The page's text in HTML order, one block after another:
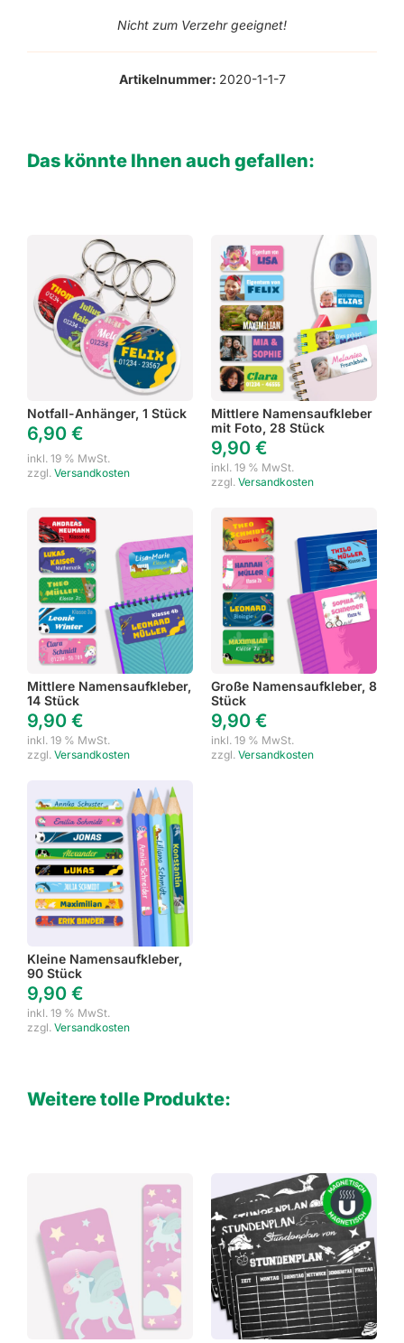
Nicht zum Verzehr geeignet!
Artikelnummer: 2020-1-1-7
Das könnte Ihnen auch gefallen:
Notfall-Anhänger, 1 Stück
6,90 €
inkl. 19 % MwSt.
zzgl. Versandkosten
Mittlere Namensaufkleber
mit Foto, 28 Stück
9,90 €
inkl. 19 % MwSt.
zzgl. Versandkosten
Mittlere Namensaufkleber,
14 Stück
9,90 €
inkl. 19 % MwSt.
zzgl. Versandkosten
Große Namensaufkleber, 8
Stück
9,90 €
inkl. 19 % MwSt.
zzgl. Versandkosten
Kleine Namensaufkleber,
90 Stück
9,90 €
inkl. 19 % MwSt.
zzgl. Versandkosten
Weitere tolle Produkte: